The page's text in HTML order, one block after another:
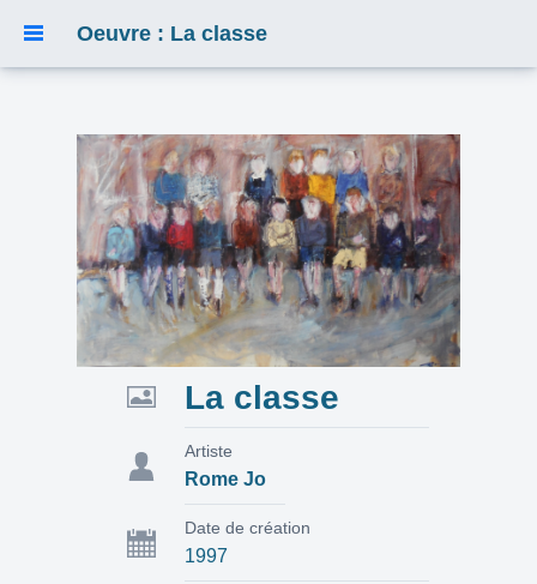
Oeuvre : La classe
La classe
Rome Jo
Artiste
1997
Date de création